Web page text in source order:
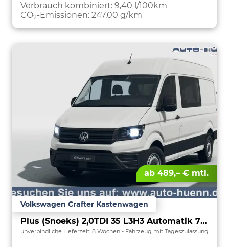
Verbrauch kombiniert: 9,40 l/100km
CO2-Emissionen: 247,00 g/km
ab 489,– € mtl.
Volkswagen Crafter Kastenwagen
Plus (Snoeks) 2,0TDI 35 L3H3 Automatik 7 Sitzer Snoeks Mixto AHK Standh.
unverbindliche Lieferzeit: 8 Wochen Fahrzeug mit Tageszulassung